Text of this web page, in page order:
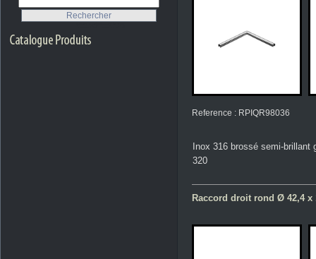
Reference : RPIQR98036
Inox 316 brossé semi-brillant
320
Raccord droit rond Ø 42,4 x